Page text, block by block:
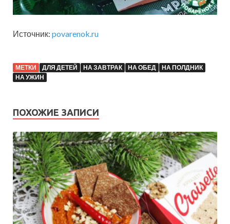
Источник: povarenok.ru
МЕТКИ ДЛЯ ДЕТЕЙ НА ЗАВТРАК НА ОБЕД
НА ПОЛДНИК
НА УЖИН
ПОХОЖИЕ ЗАПИСИ